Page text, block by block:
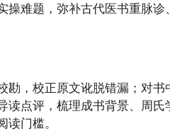
难题，弥补古代医书重脉诊
，校正原文讹脱错漏；对
读点评，梳理成书背景、周
门槛。